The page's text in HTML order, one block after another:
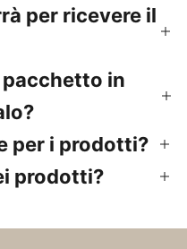
per ricevere il
pacchetto in
per i prodotti?
prodotti?